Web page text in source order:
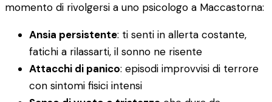
momento di rivolgersi a uno psicologo a Maccastorna:
Ansia persistente: ti senti in allerta costante,
fatichi a rilassarti, il sonno ne risente
Attacchi di panico: episodi improvvisi di terrore
con sintomi fisici intensi